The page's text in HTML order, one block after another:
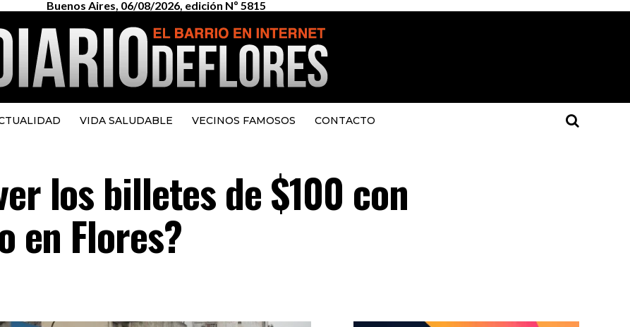
Buenos Aires, 06/08/2026, edición Nº 5815
VIDA SALUDABLE VECINOS FAMOSOS CONTACTO
los billetes de $100 con
en Flores?